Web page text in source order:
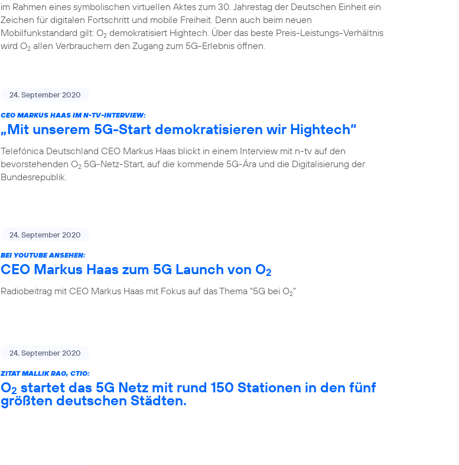
im Rahmen eines symbolischen virtuellen Aktes zum 30. Jahrestag der Deutschen Einheit ein
Zeichen für digitalen Fortschritt und mobile Freiheit. Denn auch beim neuen
Mobilfunkstandard gilt: O2 demokratisiert Hightech. Über das beste Preis-Leistungs-Verhältnis
wird O2 allen Verbrauchern den Zugang zum 5G-Erlebnis öffnen.
24. September 2020
CEO MARKUS HAAS IM N-TV-INTERVIEW:
„Mit unserem 5G-Start demokratisieren wir Hightech“
Telefónica Deutschland CEO Markus Haas blickt in einem Interview mit n-tv auf den
bevorstehenden O2 5G-Netz-Start, auf die kommende 5G-Ära und die Digitalisierung der
Bundesrepublik.
24. September 2020
BEI YOUTUBE ANSEHEN:
CEO Markus Haas zum 5G Launch von O2
Radiobeitrag mit CEO Markus Haas mit Fokus auf das Thema "5G bei O2"
24. September 2020
ZITAT MALLIK RAO, CTIO:
O2 startet das 5G Netz mit rund 150 Stationen in den fünf
größten deutschen Städten.